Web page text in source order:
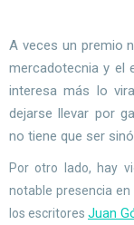
A veces un premio
mercadotecnia y el
interesa más lo
dejarse llevar por
no tiene que ser
Por otro lado, hay
notable presencia
los escritores Juan